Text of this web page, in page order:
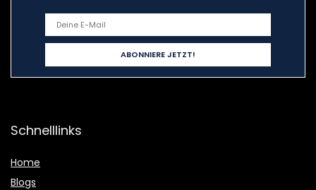
Schnelllinks
Home
Blogs